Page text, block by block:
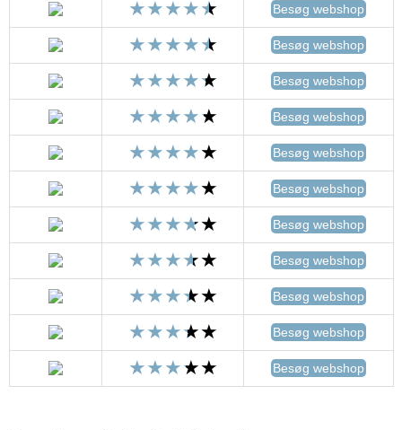
Besøg webshop
Besøg webshop
Besøg webshop
Besøg webshop
Besøg webshop
Besøg webshop
Besøg webshop
Besøg webshop
Besøg webshop
Besøg webshop
Besøg webshop